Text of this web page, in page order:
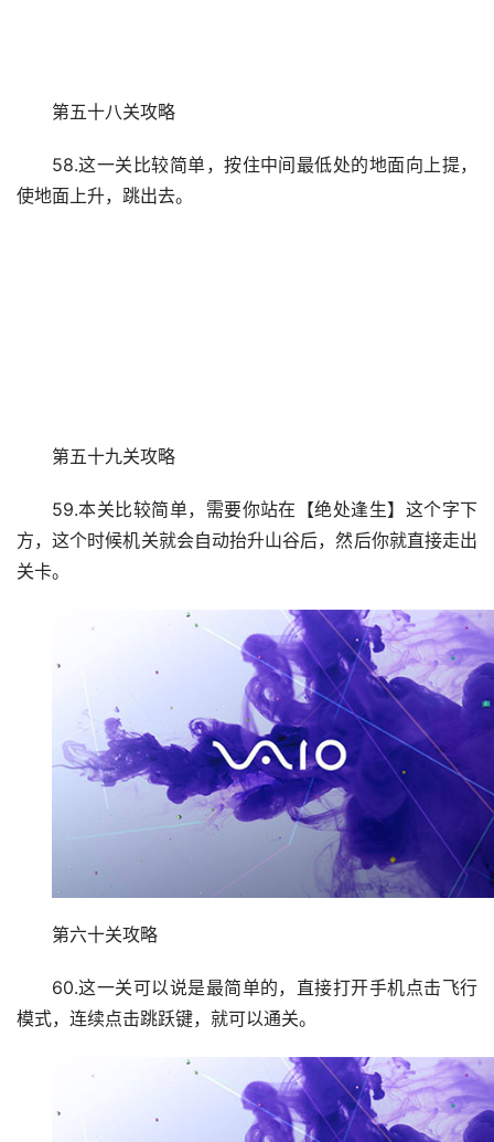
第五十八关攻略
58.这一关比较简单，按住中间最低处的地面向上提，
使地面上升，跳出去。
第五十九关攻略
59.本关比较简单，需要你站在【绝处逢生】这个字下
方，这个时候机关就会自动抬升山谷后，然后你就直接走出
关卡。
第六十关攻略
60.这一关可以说是最简单的，直接打开手机点击飞行
模式，连续点击跳跃键，就可以通关。